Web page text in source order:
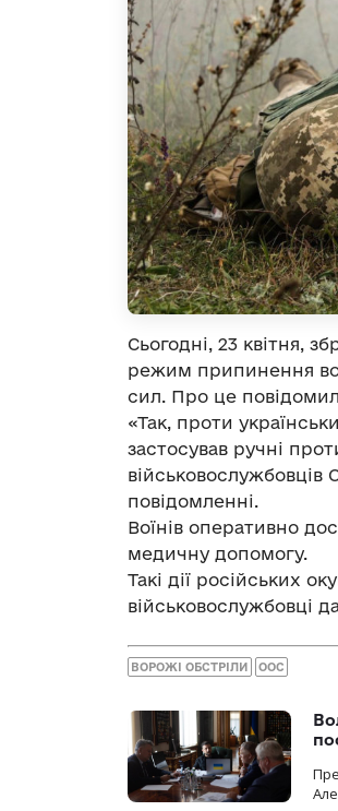
Сьогодні, 23 квітня,
режим припинення
сил. Про це
«Так, проти
застосував ручні
повідомленні.
Воїнів оперативно
медичну допомогу.
Такі дії російських
військовослужбовці
ВОРОЖІ ОБСТРІЛИ ООС